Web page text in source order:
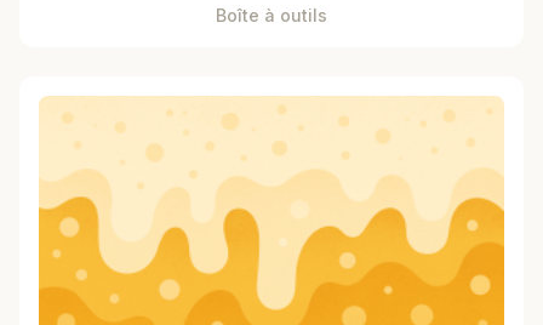
Boîte à outils